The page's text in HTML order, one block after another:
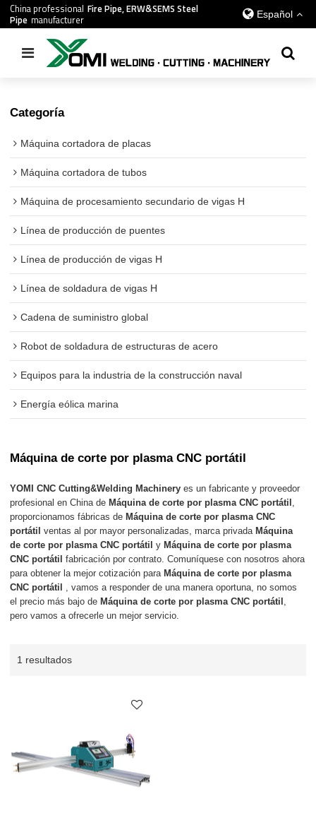
China professional Fire Pipe, ERW&SEMS Steel
Pipe manufacturer Español
todos / Máquina de corte por plasma CNC portátil
Categoría
Máquina cortadora de placas
Máquina cortadora de tubos
Máquina de procesamiento secundario de vigas H
Línea de producción de puentes
Línea de producción de vigas H
Línea de soldadura de vigas H
Cadena de suministro global
Robot de soldadura de estructuras de acero
Equipos para la industria de la construcción naval
Energía eólica marina
Máquina de corte por plasma CNC portátil
YOMI CNC Cutting&Welding Machinery es un fabricante y proveedor
profesional en China de Máquina de corte por plasma CNC portátil
proporcionamos fábricas de Máquina de corte por plasma CNC
portátil ventas al por mayor personalizadas, marca privada Máquina
de corte por plasma CNC portátil y Máquina de corte por plasma
CNC portátil fabricación por contrato. Comuníquese con nosotros ahora
para obtener la mejor cotización para Máquina de corte por plasma
CNC portátil
, vamos a responder de una manera oportuna, no somos
el precio más bajo de Máquina de corte por plasma CNC portátil
pero vamos a ofrecerle un mejor servicio.
1 resultados